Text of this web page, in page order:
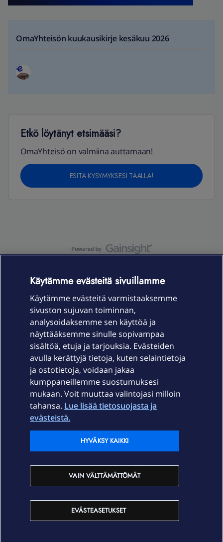
OmaYhteisön kuukausikirje kesäkuu 2026
Etkö löytänyt etsimääsi?
OmaYhteisö on valmiina auttamaan!
ESITÄ KYSYMYKSESI TÄÄLLÄ!
Laitteet & liittymät
Palvelut
Ajankohtaista
Elisa Oyj
In English
Käytämme evästeitä sivuillamme
Käytämme evästeitä varmistaaksemme
sivuston sujuvan toiminnan,
analysoidaksemme sen käyttöä ja
näyttääksemme sinulle sopivampaa
sisältöä, etuja ja tarjouksia. Evästeiden
avulla kerättyjä tietoja, kuten selaintietoja
ja ostotietoja, voidaan jakaa
kumppaneillemme suostumuksesi
mukaan. Voit muuttaa valintojasi milloin
tahansa. Lue lisää tietosuojasta ja
evästeistä.
EVÄSTEASETUKSET
VAIN VÄLTTÄMÄTTÖMÄT
HYVÄKSY KAIKKI